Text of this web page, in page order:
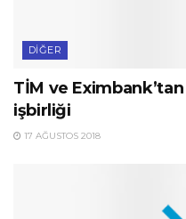
DIĞER
TİM ve
işbirliği
17 AĞUSTOS 2018